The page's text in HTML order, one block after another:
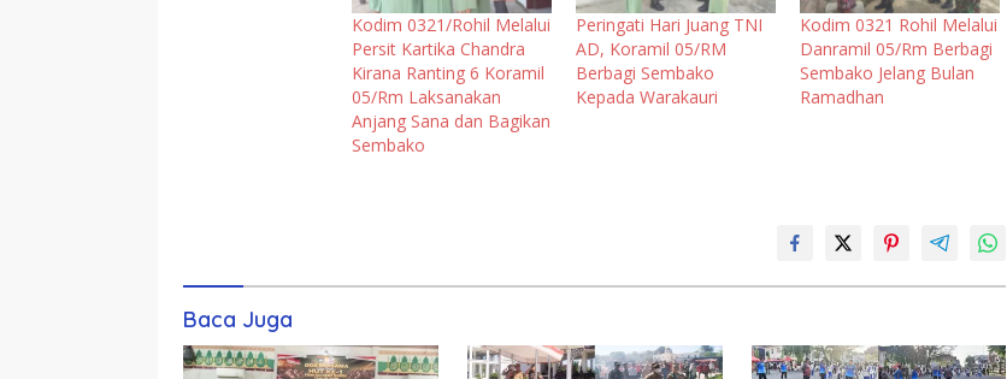
Kodim 0321/Rohil Melalui
Persit Kartika Chandra
Kirana Ranting 6 Koramil
05/Rm Laksanakan
Anjang Sana dan Bagikan
Sembako
Peringati Hari Juang TNI
AD, Koramil 05/RM
Berbagi Sembako
Kepada Warakauri
Kodim 0321 Rohil Melalui
Danramil 05/Rm Berbagi
Sembako Jelang Bulan
Ramadhan
Komentar
Baca Juga